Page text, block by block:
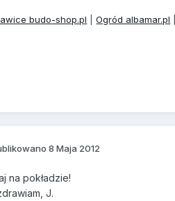
budo-shop.pl |Ogród albamar.pl
8 Maja 2012
na pokładzie!
J.